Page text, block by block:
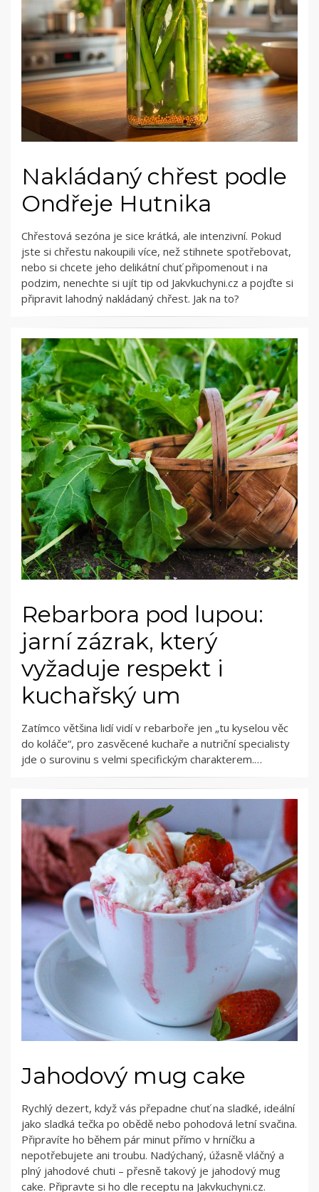
Nakládaný chřest podle
Ondřeje Hutnika
Chřestová sezóna je sice krátká, ale intenzivní. Pokud
jste si chřestu nakoupili více, než stihnete spotřebovat,
nebo si chcete jeho delikátní chuť připomenout i na
podzim, nenechte si ujít tip od Jakvkuchyni.cz a pojďte si
připravit lahodný nakládaný chřest. Jak na to?
Rebarbora pod lupou:
jarní zázrak, který
vyžaduje respekt i
kuchařský um
Zatímco většina lidí vidí v rebarboře jen „tu kyselou věc
do koláče“, pro zasvěcené kuchaře a nutriční specialisty
jde o surovinu s velmi specifickým charakterem.…
Jahodový mug cake
Rychlý dezert, když vás přepadne chuť na sladké, ideální
jako sladká tečka po obědě nebo pohodová letní svačina.
Připravíte ho během pár minut přímo v hrníčku a
nepotřebujete ani troubu. Nadýchaný, úžasně vláčný a
plný jahodové chuti – přesně takový je jahodový mug
cake. Připravte si ho dle receptu na Jakvkuchyni.cz.